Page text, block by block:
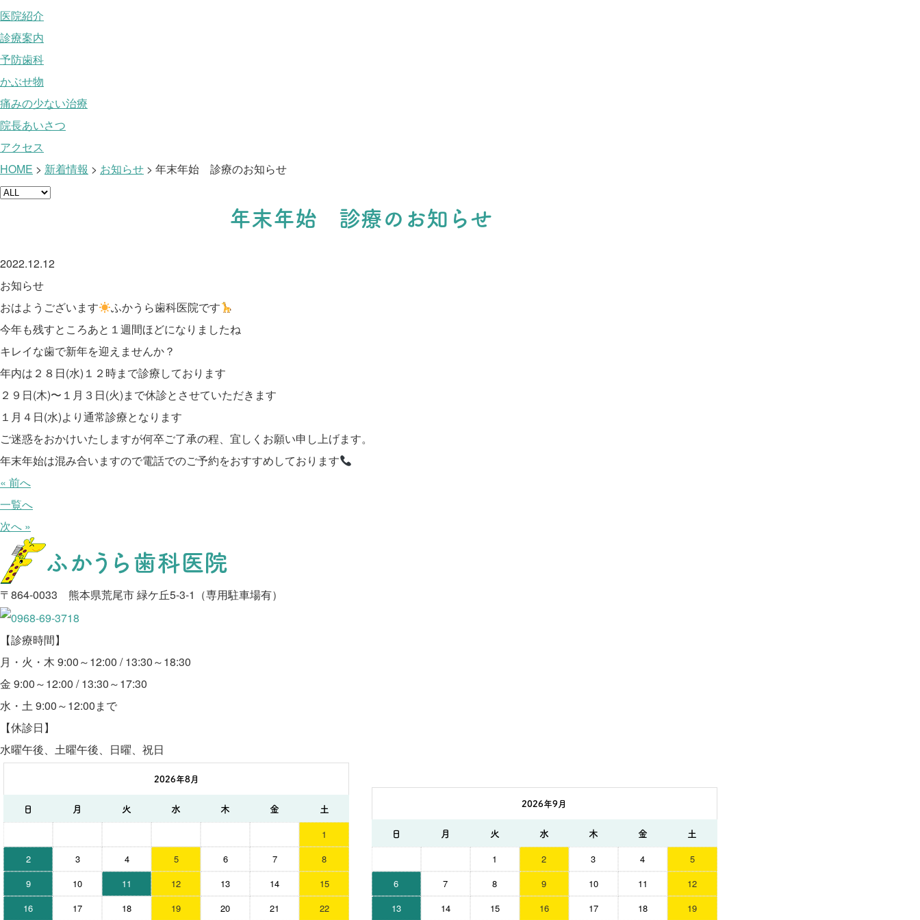
医院紹介
診療案内
予防歯科
かぶせ物
痛みの少ない治療
院長あいさつ
アクセス
HOME > 新着情報 > お知らせ > 年末年始 診療のお知らせ
年末年始 診療のお知らせ
2022.12.12
お知らせ
おはようございます
ふかうら歯科医院です
今年も残すところあと１週間ほどになりましたね
キレイな歯で新年を迎えませんか？
年内は２８日(水)１２時まで診療しております
２９日(木)〜１月３日(火)まで休診とさせていただきます
１月４日(水)より通常診療となります
ご迷惑をおかけいたしますが何卒ご了承の程、宜しくお願い申し上げます。
年末年始は混み合いますので電話でのご予約をおすすめしております
« 前へ
一覧へ
次へ »
〒864-0033 熊本県荒尾市 緑ケ丘5-3-1（専用駐車場有）
【診療時間】
月・火・木 9:00～12:00 / 13:30～18:30
金 9:00～12:00 / 13:30～17:30
水・土 9:00～12:00まで
【休診日】
水曜午後、土曜午後、日曜、祝日
2026年8月
日 月 火 水 木 金 土
1
2
3 4 5 6 7
8
9
10 11 12 13 14
15
16
17 18 19 20 21
22
2026年9月
日 月 火 水 木 金 土
1 2 3 4
5
6
7 8 9 10 11
12
13
14 15 16 17 18
19